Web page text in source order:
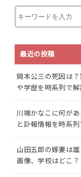
最近の投稿
岡本公三の死因は
や学歴を時系列で解
川端かなこに何が
と訃報情報を時系
山田五郎の嫁妻は
画像、学校はどこ？